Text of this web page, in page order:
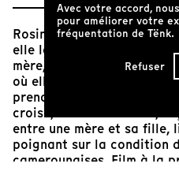
Rosine a 34 ans. Ses
elle les a passées au
mère, avant de décider
où elle vit aujourd'hui,
prendra les allures d'un
croisé, tout en nuances,
entre une mère et sa fille,
poignant sur la condition
camerounaises. Film à la
Avec votre accord,
pour améliorer votre
fréquentation de Tënk.
Refuser